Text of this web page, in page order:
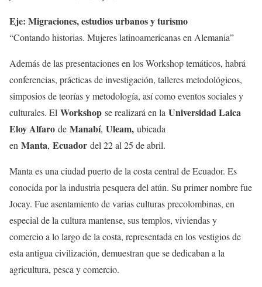
Eje: Migraciones, estudios urbanos y turismo
“Contando historias. Mujeres latinoamericanas en Alemania”
Además de las presentaciones en los Workshop temáticos, habrá
conferencias, prácticas de investigación, talleres metodológicos,
simposios de teorías y metodología, así como eventos sociales y
culturales. El Workshop se realizará en la Universidad Laica
Eloy Alfaro de Manabí, Uleam, ubicada
en Manta, Ecuador del 22 al 25 de abril.
Manta es una ciudad puerto de la costa central de Ecuador. Es
conocida por la industria pesquera del atún. Su primer nombre fue
Jocay. Fue asentamiento de varias culturas precolombinas, en
especial de la cultura mantense, sus templos, viviendas y
comercio a lo largo de la costa, representada en los vestigios de
esta antigua civilización, demuestran que se dedicaban a la
agricultura, pesca y comercio.